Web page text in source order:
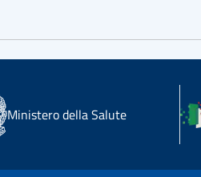
Ministero della Salute